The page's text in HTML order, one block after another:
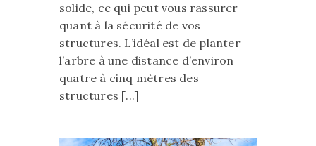
solide, ce qui peut vous rassurer
quant à la sécurité de vos
structures. L’idéal est de planter
l’arbre à une distance d’environ
quatre à cinq mètres des
structures [...]